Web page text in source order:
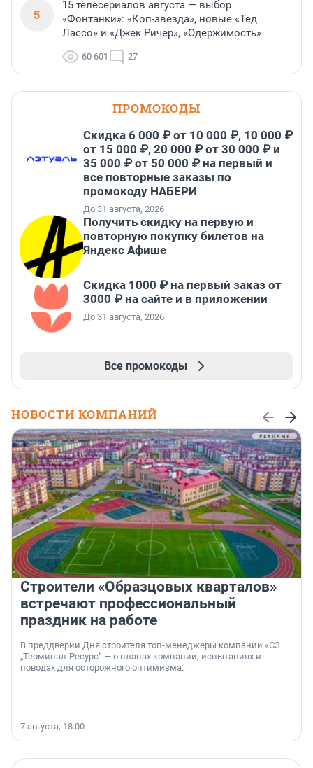
5
15 телесериалов августа — выбор
«Фонтанки»: «Коп-звезда», новые «Тед
Лассо» и «Джек Ричер», «Одержимость»
60 601 27
ПРОМОКОДЫ
Скидка 6 000 ₽ от 10 000 ₽, 10 000 ₽
от 15 000 ₽, 20 000 ₽ от 30 000 ₽ и
35 000 ₽ от 50 000 ₽ на первый и
все повторные заказы по
промокоду НАБЕРИ
До 31 августа, 2026
Получить скидку на первую и
повторную покупку билетов на
Яндекс Афише
Скидка 1000 ₽ на первый заказ от
3000 ₽ на сайте и в приложении
До 31 августа, 2026
Все промокоды
НОВОСТИ КОМПАНИЙ
Строители «Образцовых кварталов»
встречают профессиональный
праздник на работе
В преддверии Дня строителя топ-менеджеры компании «СЗ
„Терминал-Ресурс“ — о планах компании, испытаниях и
поводах для осторожного оптимизма.
7 августа, 18:00